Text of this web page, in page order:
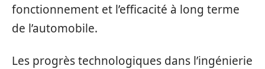
fonctionnement et l’efficacité à long terme
de l’automobile.
Les progrès technologiques dans l’ingénierie